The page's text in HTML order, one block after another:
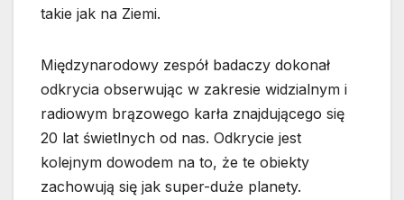
takie jak na Ziemi.
Międzynarodowy zespół badaczy dokonał
odkrycia obserwując w zakresie widzialnym i
radiowym brązowego karła znajdującego się
20 lat świetlnych od nas. Odkrycie jest
kolejnym dowodem na to, że te obiekty
zachowują się jak super-duże planety.